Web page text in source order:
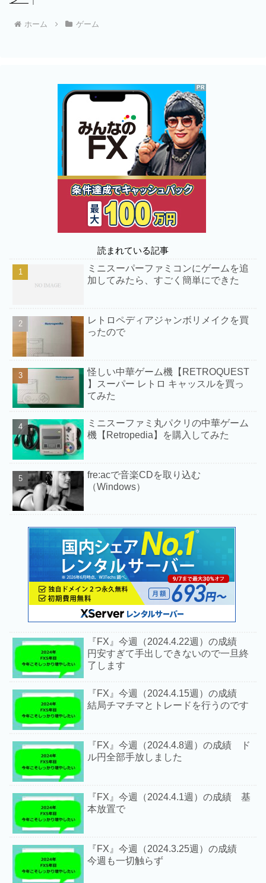
ホーム ゲーム
読まれている記事
ミニスーパーファミコンにゲームを追
加してみたら、すごく簡単にできた
レトロペディアジャンボリメイクを買
ったので
怪しい中華ゲーム機【RETROQUEST
】スーパー レトロ キャッスルを買っ
てみた
ミニスーファミ丸パクリの中華ゲーム
機【Retropedia】を購入してみた
fre:acで音楽CDを取り込む
（Windows）
『FX』今週（2024.4.22週）の成績
円安すぎて手出しできないので一旦終
了します
『FX』今週（2024.4.15週）の成績
結局チマチマとトレードを行うのです
『FX』今週（2024.4.8週）の成績 ド
ル円全部手放しました
『FX』今週（2024.4.1週）の成績 基
本放置で
『FX』今週（2024.3.25週）の成績
今週も一切触らず